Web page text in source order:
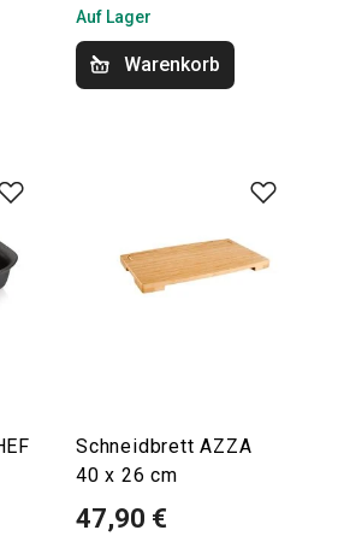
Auf Lager
Warenkorb
Schneidbrett AZZA
40 x 26 cm
47,90 €